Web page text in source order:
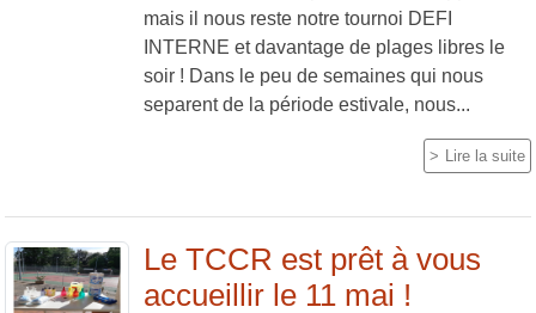
mais il nous reste notre tournoi DEFI
INTERNE et davantage de plages libres le
soir ! Dans le peu de semaines qui nous
separent de la période estivale, nous...
Lire la suite
Le TCCR est prêt à vous
accueillir le 11 mai !